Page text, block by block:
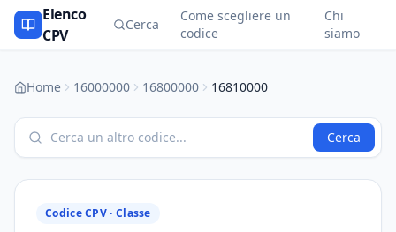
Elenco
CPV
Cerca
Come scegliere un
codice
Chi
siamo
Home 16000000 16800000 16810000
Cerca
Codice CPV · Classe